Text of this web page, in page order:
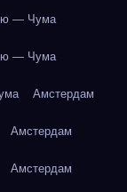
— Чума
— Чума
Амстердам
Амстердам
Амстердам